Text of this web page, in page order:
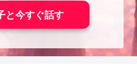
と今すぐ話す